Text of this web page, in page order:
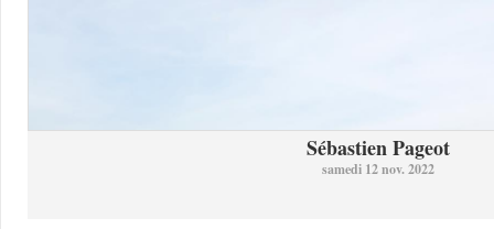
Sébastien Pageot
samedi 12 nov. 2022